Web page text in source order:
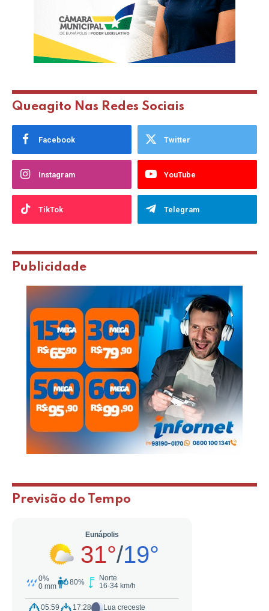
Queagito Nas Redes Sociais
Facebook Twitter
Instagram YouTube
TikTok Telegram
Publicidade
Previsão do Tempo